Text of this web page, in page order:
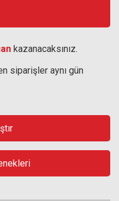
kazanacaksınız.
siparişler aynı gün